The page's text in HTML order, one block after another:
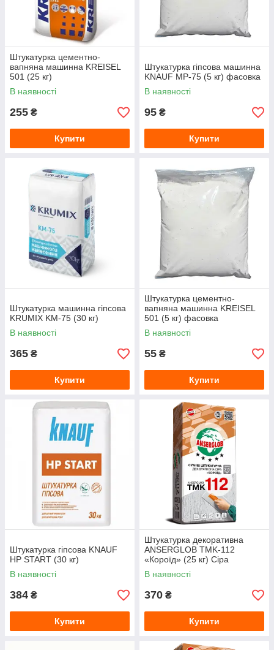
Штукатурка цементно-
вапняна машинна KREISEL
501 (25 кг)
В наявності
255 ₴
Купити
Штукатурка гіпсова машинна
KNAUF MP-75 (5 кг) фасовка
В наявності
95 ₴
Купити
Штукатурка машинна гіпсова
KRUMIX KM-75 (30 кг)
В наявності
365 ₴
Купити
Штукатурка цементно-
вапняна машинна KREISEL
501 (5 кг) фасовка
В наявності
55 ₴
Купити
Штукатурка гіпсова KNAUF
HP START (30 кг)
В наявності
384 ₴
Купити
Штукатурка декоративна
ANSERGLOB TMK-112
«Короїд» (25 кг) Сіра
В наявності
370 ₴
Купити